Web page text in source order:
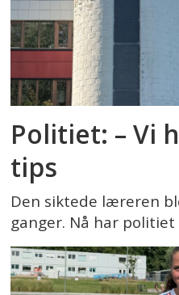
Politiet: – Vi
tips
Den siktede læreren
ganger. Nå har